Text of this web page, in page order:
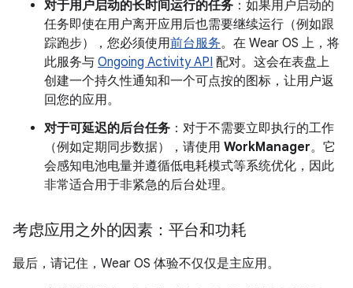
对于用户启动的长时间运行的任务 ：如果用户启动的
任务即使在用户离开应用后也需要继续运行（例如跟
踪跑步），您必须使用前台服务。在 Wear OS 上，将
此服务与 Ongoing Activity API 配对。这会在表盘上
创建一个持久性通知和一个可点按的图标，让用户返
回您的应用。
对于可延迟的后台任务 ：对于不需要立即执行的工作
（例如定期同步数据），请使用 WorkManager。它
会感知电池电量并遵循低电耗模式等系统优化，因此
非常适合用于非紧急的后台处理。
考虑应用之外的因素：平台和功耗
最后，请记住，Wear OS 体验不仅仅是主应用。